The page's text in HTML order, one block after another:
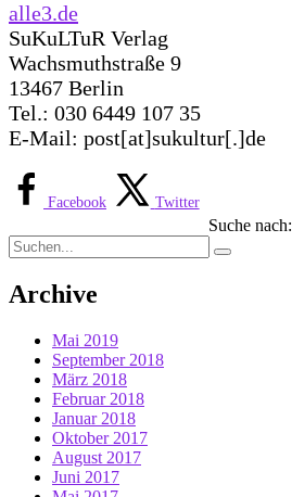
alle3.de
SuKuLTuR Verlag
Wachsmuthstraße 9
13467 Berlin
Tel.: 030 6449 107 35
E-Mail: post[at]sukultur[.]de
Facebook Twitter
Suche nach:
Archive
Mai 2019
September 2018
März 2018
Februar 2018
Januar 2018
Oktober 2017
August 2017
Juni 2017